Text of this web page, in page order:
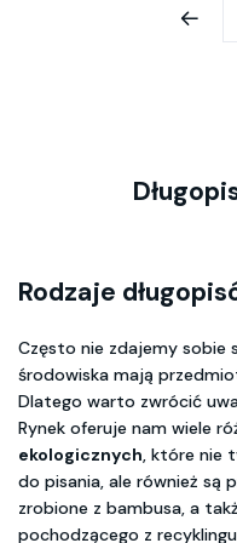
Rodzaje
Często nie zdajemy sobie
środowiska mają
Dlatego warto zwrócić
Rynek oferuje nam wiele
ekologicznych, które nie
do pisania, ale również są
zrobione z bambusa, a
pochodzącego z